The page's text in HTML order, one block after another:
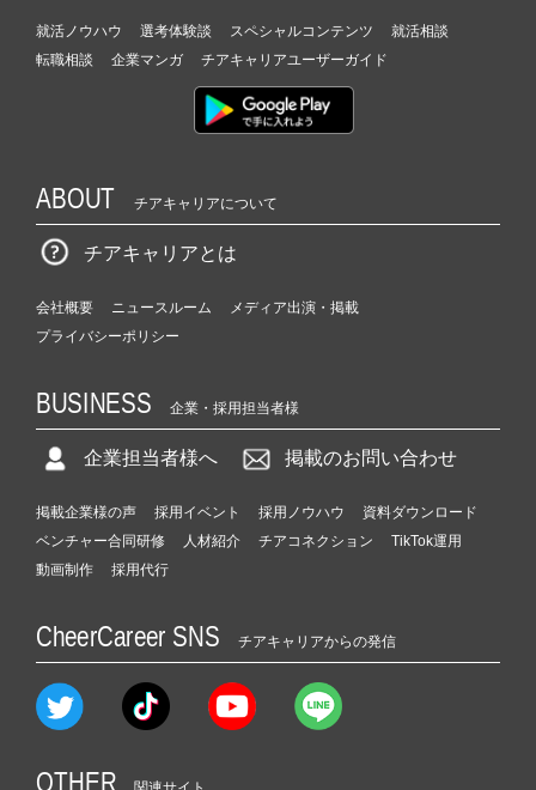
就活ノウハウ 選考体験談 スペシャルコンテンツ
就活相談
転職相談
企業マンガ チアキャリアユーザーガイド
ABOUT チアキャリアについて
チアキャリアとは
会社概要 ニュースルーム
メディア出演・掲載
プライバシーポリシー
BUSINESS 企業・採用担当者様
企業担当者様へ 掲載のお問い合わせ
掲載企業様の声 採用イベント 採用ノウハウ
資料ダウンロード
ベンチャー合同研修
人材紹介 チアコネクション
TikTok運用
動画制作
採用代行
CheerCareer SNS チアキャリアからの発信
OTHER